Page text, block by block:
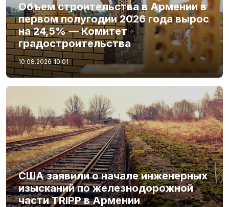
Объем строительства в Армении в
первом полугодии 2026 года вырос
на 24,5% — Комитет
градостроительства
10.08.2026 10:01
США заявили о начале инженерных
изысканий по железнодорожной
части TRIPP в Армении